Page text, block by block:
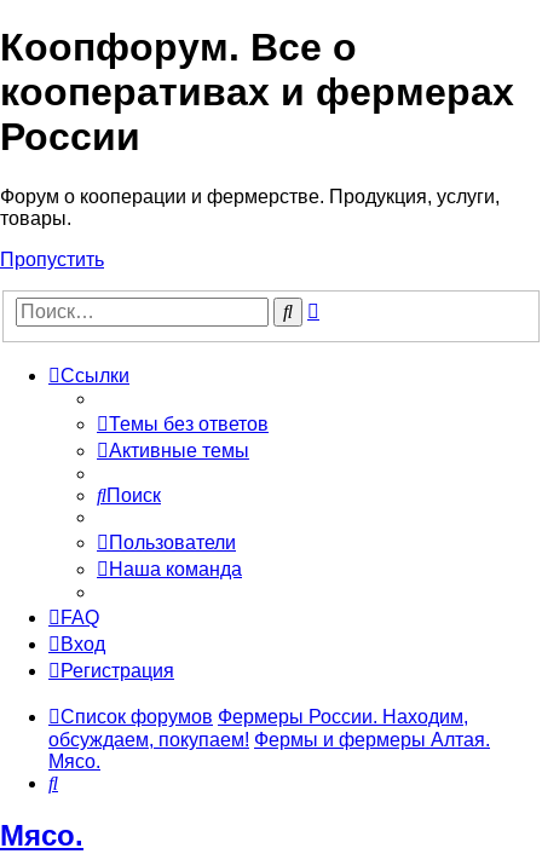
Коопфорум. Все о
кооперативах и фермерах
России
Форум о кооперации и фермерстве. Продукция, услуги,
товары.
Пропустить
Поиск
Ссылки
Темы без ответов
Активные темы
Поиск
Пользователи
Наша команда
FAQ
Вход
Регистрация
Список форумов Фермеры России. Находим,
обсуждаем, покупаем! Фермы и фермеры Алтая.
Мясо.
Поиск
Мясо.